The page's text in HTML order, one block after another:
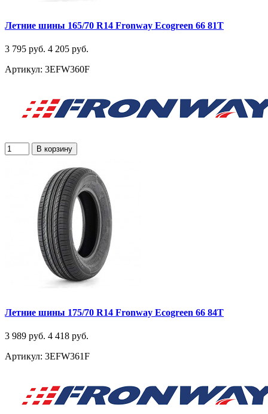
Летние шины 165/70 R14 Fronway Ecogreen 66 81T
3 795 руб. 4 205 руб.
Артикул: 3EFW360F
В корзину
Летние шины 175/70 R14 Fronway Ecogreen 66 84T
3 989 руб. 4 418 руб.
Артикул: 3EFW361F